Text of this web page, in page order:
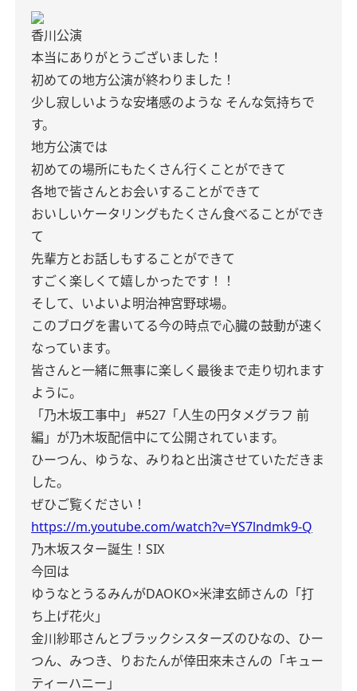
香川公演
本当にありがとうございました！
初めての地方公演が終わりました！
少し寂しいような安堵感のような そんな気持ちで
す。
地方公演では
初めての場所にもたくさん行くことができて
各地で皆さんとお会いすることができて
おいしいケータリングもたくさん食べることができ
て
先輩方とお話しもすることができて
すごく楽しくて嬉しかったです！！
そして、いよいよ明治神宮野球場。
このブログを書いてる今の時点で心臓の鼓動が速く
なっています。
皆さんと一緒に無事に楽しく最後まで走り切れます
ように。
「乃木坂工事中」 #527 「人生の円タメグラフ 前
編」が乃木坂配信中にて公開されています。
ひーつん、ゆうな、みりねと出演させていただきま
した。
ぜひご覧ください！
https://m.youtube.com/watch?v=YS7lndmk9-Q
乃木坂スター誕生！SIX
今回は
ゆうなとうるみんがDAOKO×米津玄師さんの「打
ち上げ花火」
金川紗耶さんとブラックシスターズのひなの、ひー
つん、みつき、りおたんが倖田來未さんの「キュー
ティーハニー」